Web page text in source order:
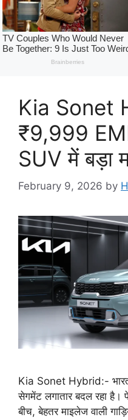
Kia Sonet
₹9,999
SUV में बड़ा
February 9, 2026 by
Kia Sonet Hybrid:-
सेगमेंट लगातार बदल रहा
बीच, बेहतर माइलेज वाली